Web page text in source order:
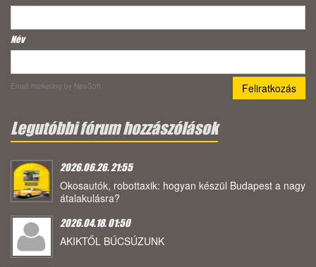
Név
Email marketing by NeoSoft
Legutóbbi fórum hozzászólások
2026.06.26. 21:55
Okosautók, robottaxik: hogyan készül Budapest a nagy
átalakulásra?
2026.04.18. 01:50
AKIKTŐL BÚCSÚZUNK